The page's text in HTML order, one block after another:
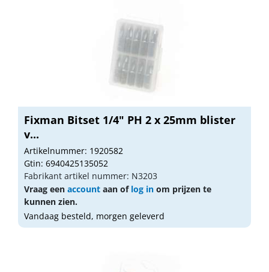
Fixman Bitset 1/4" PH 2 x 25mm blister
v...
Artikelnummer: 1920582
Gtin: 6940425135052
Fabrikant artikel nummer: N3203
Vraag een account aan of log in om prijzen te
kunnen zien.
Vandaag besteld, morgen geleverd